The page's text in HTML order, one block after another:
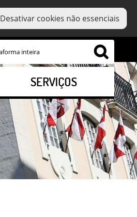
Desativar cookies não essenciais
SERVIÇOS